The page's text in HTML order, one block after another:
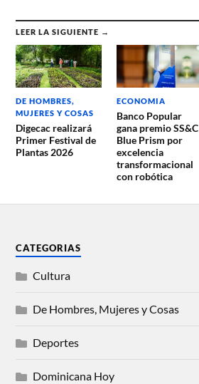
LEER LA SIGUIENTE →
DE HOMBRES,
MUJERES Y COSAS
Digecac realizará
Primer Festival de
Plantas 2026
ECONOMIA
Banco Popular
gana premio SS&C
Blue Prism por
excelencia
transformacional
con robótica
CATEGORIAS
Cultura
De Hombres, Mujeres y Cosas
Deportes
Dominicana Hoy